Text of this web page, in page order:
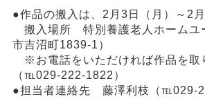
●作品の搬入は、2月3日（月）～2
搬入場所 特別養護老人ホームユ
市吉沼町1839-1）
※お電話をいただければ作品を取
（℡029-222-1822）
●担当者連絡先 藤澤利枝（℡029-